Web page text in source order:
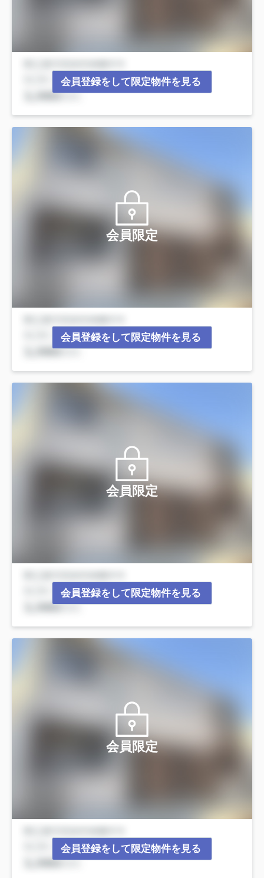
会員登録をして限定物件を見る
会員限定
会員登録をして限定物件を見る
会員限定
会員登録をして限定物件を見る
会員限定
会員登録をして限定物件を見る